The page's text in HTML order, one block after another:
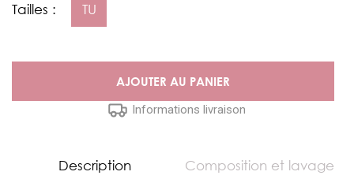
Tailles : TU
AJOUTER AU PANIER
Informations livraison
Description Composition et lavage